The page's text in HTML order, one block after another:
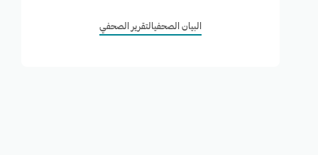
البيان الصحفيالتقرير الصحفي